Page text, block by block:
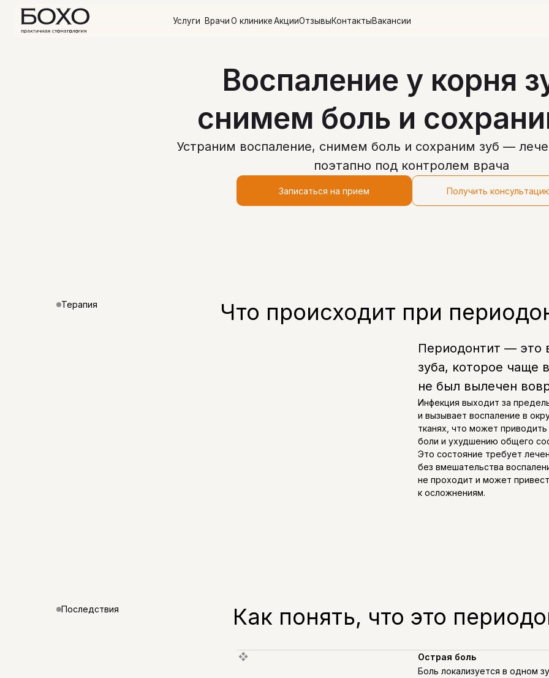
Услуги ВрачиО клиникеАкцииОтзывыКонтактыВакансии
Воспаление у корня
снимем боль и
Устраним воспаление, снимем боль и сохраним зуб —
поэтапно под контролем врача
Записаться на прием Получить
Периодонтит — это
зуба, которое чаще
не был вылечен
Инфекция выходит за
и вызывает воспаление в
тканях, что может приводить
боли и ухудшению общего
Это состояние требует
без вмешательства
не проходит и может
к осложнениям.
Терапия Что происходит при
Острая боль
Боль локализуется в одном
Последствия Как понять, что это